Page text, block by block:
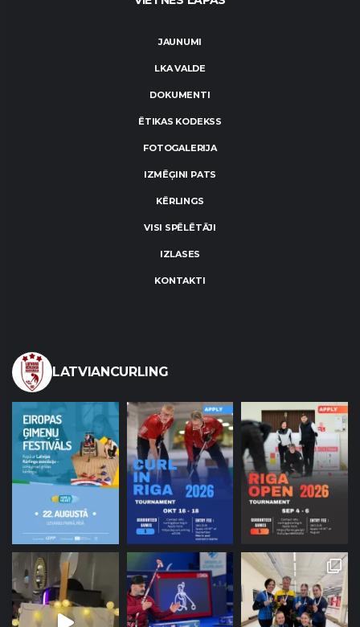
JAUNUMI
LKA VALDE
DOKUMENTI
ĒTIKAS KODEKSS
FOTOGALERIJA
IZMĒĢINI PATS
KĒRLINGS
VISI SPĒLĒTĀJI
IZLASES
KONTAKTI
LATVIANCURLING